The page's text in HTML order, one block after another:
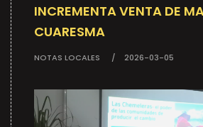
INCREMENTA VENTA DE
CUARESMA
NOTAS LOCALES 2026-03-05